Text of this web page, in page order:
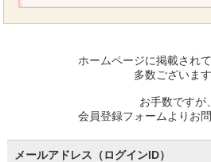
ホームページに掲載され
多数ございます
お手数ですが、
会員登録フォームよりお問
メールアドレス（ログインID）